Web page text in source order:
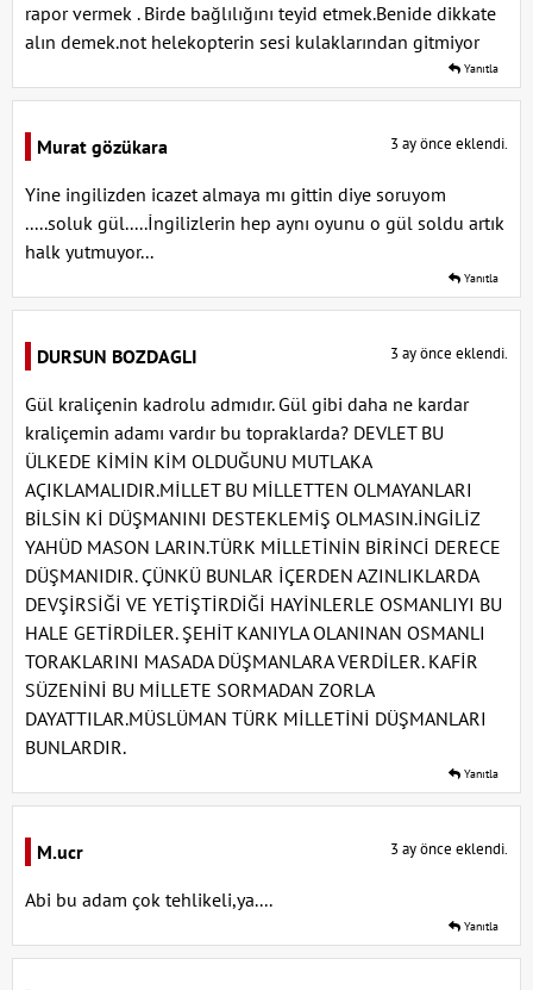
rapor vermek . Birde bağlılığını teyid etmek.Benide dikkate
alın demek.not helekopterin sesi kulaklarından gitmiyor
Yanıtla
Murat gözükara 3 ay önce eklendi.
Yine ingilizden icazet almaya mı gittin diye soruyom
.....soluk gül.....İngilizlerin hep aynı oyunu o gül soldu artık
halk yutmuyor...
Yanıtla
DURSUN BOZDAGLI 3 ay önce eklendi.
Gül kraliçenin kadrolu admıdır. Gül gibi daha ne kardar
kraliçemin adamı vardır bu topraklarda? DEVLET BU
ÜLKEDE KİMİN KİM OLDUĞUNU MUTLAKA
AÇIKLAMALIDIR.MİLLET BU MİLLETTEN OLMAYANLARI
BİLSİN Kİ DÜŞMANINI DESTEKLEMİŞ OLMASIN.İNGİLİZ
YAHÜD MASON LARIN.TÜRK MİLLETİNİN BİRİNCİ DERECE
DÜŞMANIDIR. ÇÜNKÜ BUNLAR İÇERDEN AZINLIKLARDA
DEVŞİRSİĞİ VE YETİŞTİRDİĞİ HAYİNLERLE OSMANLIYI BU
HALE GETİRDİLER. ŞEHİT KANIYLA OLANINAN OSMANLI
TORAKLARINI MASADA DÜŞMANLARA VERDİLER. KAFİR
SÜZENİNİ BU MİLLETE SORMADAN ZORLA
DAYATTILAR.MÜSLÜMAN TÜRK MİLLETİNİ DÜŞMANLARI
BUNLARDIR.
Yanıtla
M.ucr 3 ay önce eklendi.
Abi bu adam çok tehlikeli,ya....
Yanıtla